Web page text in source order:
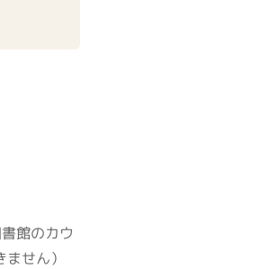
館のカウ
せん）